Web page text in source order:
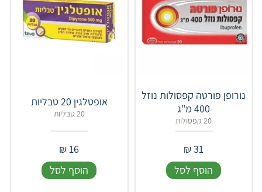
נורופן פורטה קפסולות נוזל
400 מ"ג
20 קפסולות
31
₪
הוסף לסל
אופטלגין 20 טבליות
20 טבליות
16
₪
הוסף לסל